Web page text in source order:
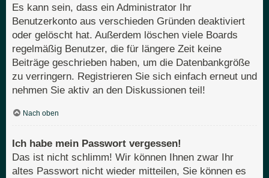
Es kann sein, dass ein Administrator Ihr
Benutzerkonto aus verschieden Gründen deaktiviert
oder gelöscht hat. Außerdem löschen viele Boards
regelmäßig Benutzer, die für längere Zeit keine
Beiträge geschrieben haben, um die Datenbankgröße
zu verringern. Registrieren Sie sich einfach erneut und
nehmen Sie aktiv an den Diskussionen teil!
Nach oben
Ich habe mein Passwort vergessen!
Das ist nicht schlimm! Wir können Ihnen zwar Ihr
altes Passwort nicht wieder mitteilen, Sie können es